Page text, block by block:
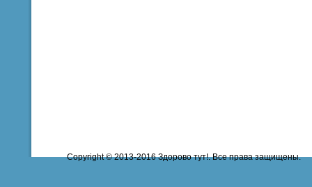
Copyright © 2013-2016 Здорово тут!. Все права защищены.